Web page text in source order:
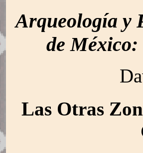
Arqueología y
de
Las Otras